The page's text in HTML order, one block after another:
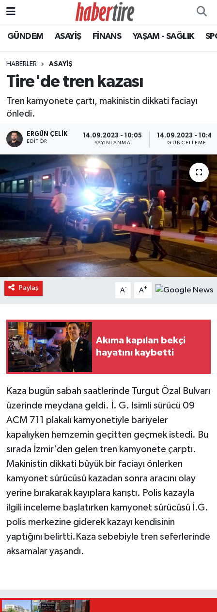
GÜNDEM ASAYİŞ FİNANS YAŞAM - SAĞLIK
HABERLER ASAYİŞ
Tire'de tren kazası
Tren kamyonete çartı, makinistin dikkati faciayı
önledi.
ERGÜN ÇELIK
EDITÖR
14.09.2023 - 10:05
YAYINLANMA
14.09.2023 - 10:46
GÜNCELLEME
Paylaş A- A+
Akıma kapılan bekçi
hayatını kaybetti
Kaza bugün sabah saatlerinde Turgut Özal Bulvarı
üzerinde meydana geldi. İ. G. Isimli sürücü 09
ACM 711 plakalı kamyonetiyle bariyeler
kapalıyken hemzemin geçitten geçmek istedi. Bu
sırada İzmir'den gelen tren kamyonete çarptı.
Makinistin dikkati büyük bir faciayı önlerken
kamyonet sürücüsü kazadan sonra aracını olay
yerine bırakarak kayıplara karıştı. Polis kazayla
ilgili inceleme başlatırken kamyonet sürücüsü İ.G.
polis merkezine giderek kazayı kendisinin
yaptığını belirtti.Kaza sebebiyle tren seferlerinde
aksamalar yaşandı.
Tire Nöbetçi Eczaneler
Tire Hava Durumu
Tire Trafik Yoğunluk Haritası
Süper Lig Puan Durumu ve Fikstür
Tüm Manşetler
Son Dakika Haberleri
Haber Arşivi